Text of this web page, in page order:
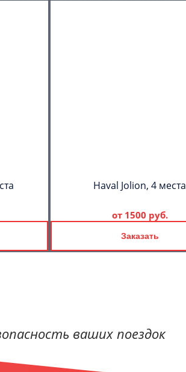
Haval Jolion, 4 места
от 1500 руб.
Заказать
ваших поездок